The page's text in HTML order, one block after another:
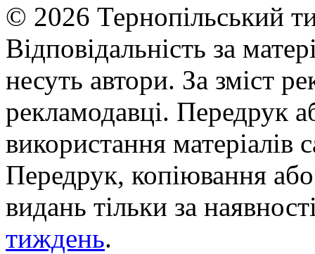
© 2026 Тернопільський
Відповідальність за
несуть автори. За зміст
рекламодавці. Передрук
використання матеріалів
Передрук, копіювання
видань тільки за
тиждень.